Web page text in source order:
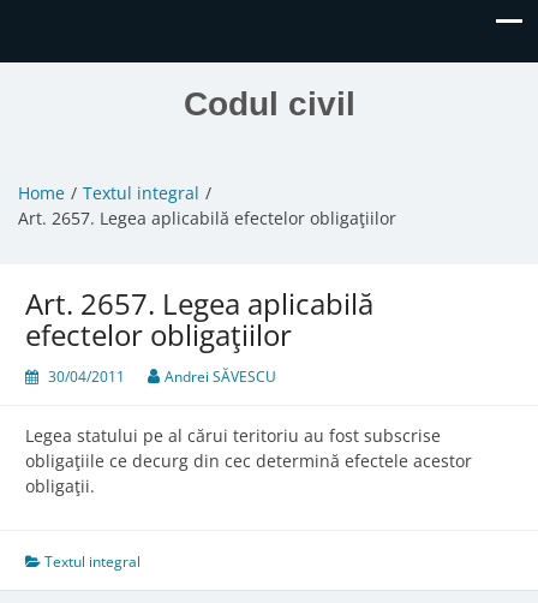
Codul civil
Home
Textul integral
Art. 2657. Legea aplicabilă efectelor obligaţiilor
Art. 2657. Legea aplicabilă
efectelor obligaţiilor
30/04/2011 Andrei SĂVESCU
Legea statului pe al cărui teritoriu au fost subscrise
obligaţiile ce decurg din cec determină efectele acestor
obligaţii.
Textul integral